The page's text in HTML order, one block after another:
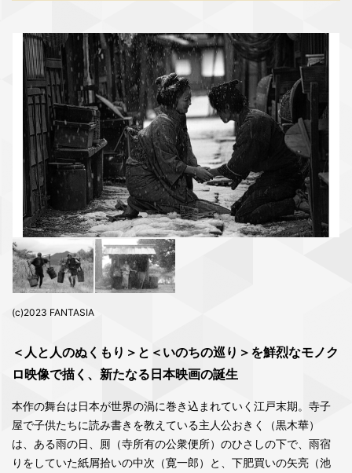
(c)2023 FANTASIA
＜人と人のぬくもり＞と＜いのちの巡り＞を鮮烈なモノク
ロ映像で描く、新たなる日本映画の誕生
本作の舞台は日本が世界の渦に巻き込まれていく江戸末期。寺子
屋で子供たちに読み書きを教えている主人公おきく（黒木華）
は、ある雨の日、厠（寺所有の公衆便所）のひさしの下で、雨宿
りをしていた紙屑拾いの中次（寛一郎）と、下肥買いの矢亮（池